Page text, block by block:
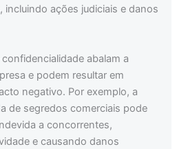
incluindo ações judiciais e danos
abalam a
e podem resultar em
negativo. Por exemplo, a
de segredos comerciais pode
a concorrentes,
e causando danos